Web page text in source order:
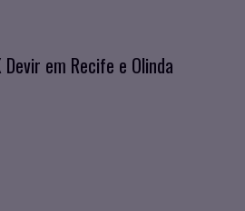
Devir em Recife e Olinda